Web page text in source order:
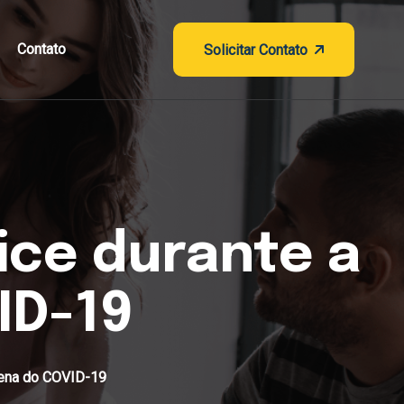
Contato Solicitar Contato
durante a
19
do COVID-19